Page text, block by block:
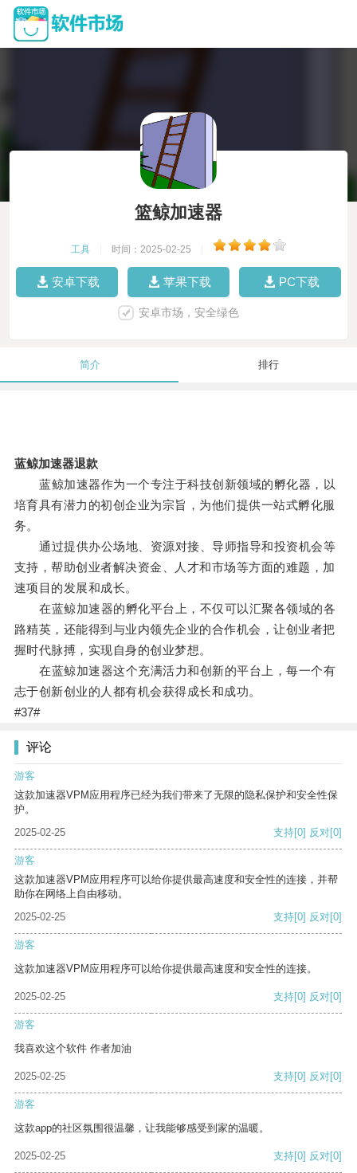
篮鲸加速器
工具 时间：2025-02-25
安卓下载 苹果下载 PC下载
安卓市场，安全绿色
简介 排行
蓝鲸加速器退款
蓝鲸加速器作为一个专注于科技创新领域的孵化器，以
培育具有潜力的初创企业为宗旨，为他们提供一站式孵化服
务。
通过提供办公场地、资源对接、导师指导和投资机会等
支持，帮助创业者解决资金、人才和市场等方面的难题，加
速项目的发展和成长。
在蓝鲸加速器的孵化平台上，不仅可以汇聚各领域的各
路精英，还能得到与业内领先企业的合作机会，让创业者把
握时代脉搏，实现自身的创业梦想。
在蓝鲸加速器这个充满活力和创新的平台上，每一个有
志于创新创业的人都有机会获得成长和成功。
#37#
评论
游客
这款加速器VPM应用程序已经为我们带来了无限的隐私保护和安全性保
护。
2025-02-25
支持[0] 反对[0]
游客
这款加速器VPM应用程序可以给你提供最高速度和安全性的连接，并帮
助你在网络上自由移动。
2025-02-25
支持[0] 反对[0]
游客
这款加速器VPM应用程序可以给你提供最高速度和安全性的连接。
2025-02-25 支持[0] 反对[0]
游客
我喜欢这个软件 作者加油
2025-02-25 支持[0] 反对[0]
游客
这款app的社区氛围很温馨，让我能够感受到家的温暖。
2025-02-25 支持[0] 反对[0]